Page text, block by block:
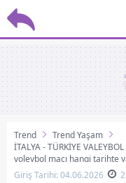
Trend
Trend Yaşam
İTALYA - TÜRKİYE
voleybol maçı hangi tarihte
Giriş Tarihi: 04.06.2026